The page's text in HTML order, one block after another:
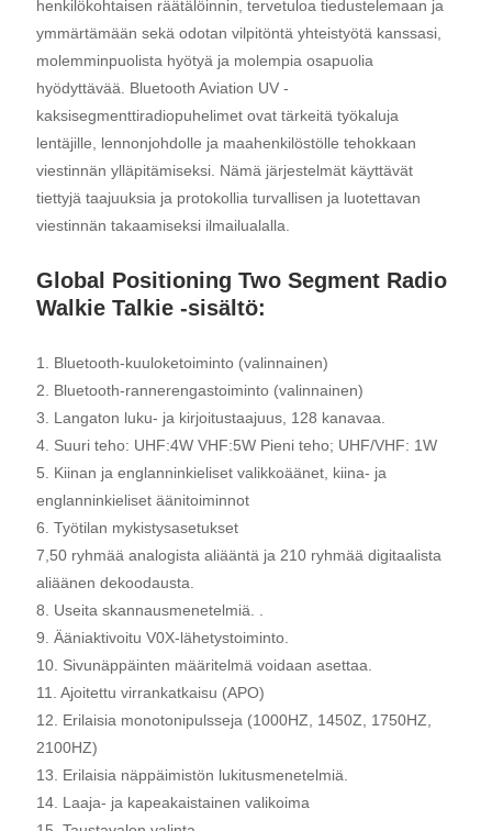
henkilökohtaisen räätälöinnin, tervetuloa tiedustelemaan ja
ymmärtämään sekä odotan vilpitöntä yhteistyötä kanssasi,
molemminpuolista hyötyä ja molempia osapuolia
hyödyttävää. Bluetooth Aviation UV -
kaksisegmenttiradiopuhelimet ovat tärkeitä työkaluja
lentäjille, lennonjohdolle ja maahenkilöstölle tehokkaan
viestinnän ylläpitämiseksi. Nämä järjestelmät käyttävät
tiettyjä taajuuksia ja protokollia turvallisen ja luotettavan
viestinnän takaamiseksi ilmailualalla.
Global Positioning Two Segment Radio
Walkie Talkie -sisältö:
1. Bluetooth-kuuloketoiminto (valinnainen)
2. Bluetooth-rannerengastoiminto (valinnainen)
3. Langaton luku- ja kirjoitustaajuus, 128 kanavaa.
4. Suuri teho: UHF:4W VHF:5W Pieni teho; UHF/VHF: 1W
5. Kiinan ja englanninkieliset valikkoäänet, kiina- ja
englanninkieliset äänitoiminnot
6. Työtilan mykistysasetukset
7,50 ryhmää analogista aliääntä ja 210 ryhmää digitaalista
aliäänen dekoodausta.
8. Useita skannausmenetelmiä. .
9. Ääniaktivoitu V0X-lähetystoiminto.
10. Sivunäppäinten määritelmä voidaan asettaa.
11. Ajoitettu virrankatkaisu (APO)
12. Erilaisia ​​monotonipulsseja (1000HZ, 1450Z, 1750HZ,
2100HZ)
13. Erilaisia ​​näppäimistön lukitusmenetelmiä.
14. Laaja- ja kapeakaistainen valikoima